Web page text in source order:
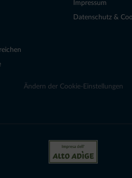
Impressum
Datenschutz &
Ändern der Cookie-Einstellungen